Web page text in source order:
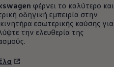
φέρνει το καλύτερο και
οδηγική εμπειρία στην
εσωτερικής καύσης για
την ελευθερία της